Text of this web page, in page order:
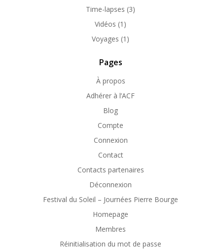
Time-lapses (3)
Vidéos (1)
Voyages (1)
Pages
À propos
Adhérer à l’ACF
Blog
Compte
Connexion
Contact
Contacts partenaires
Déconnexion
Festival du Soleil – Journées Pierre Bourge
Homepage
Membres
Réinitialisation du mot de passe